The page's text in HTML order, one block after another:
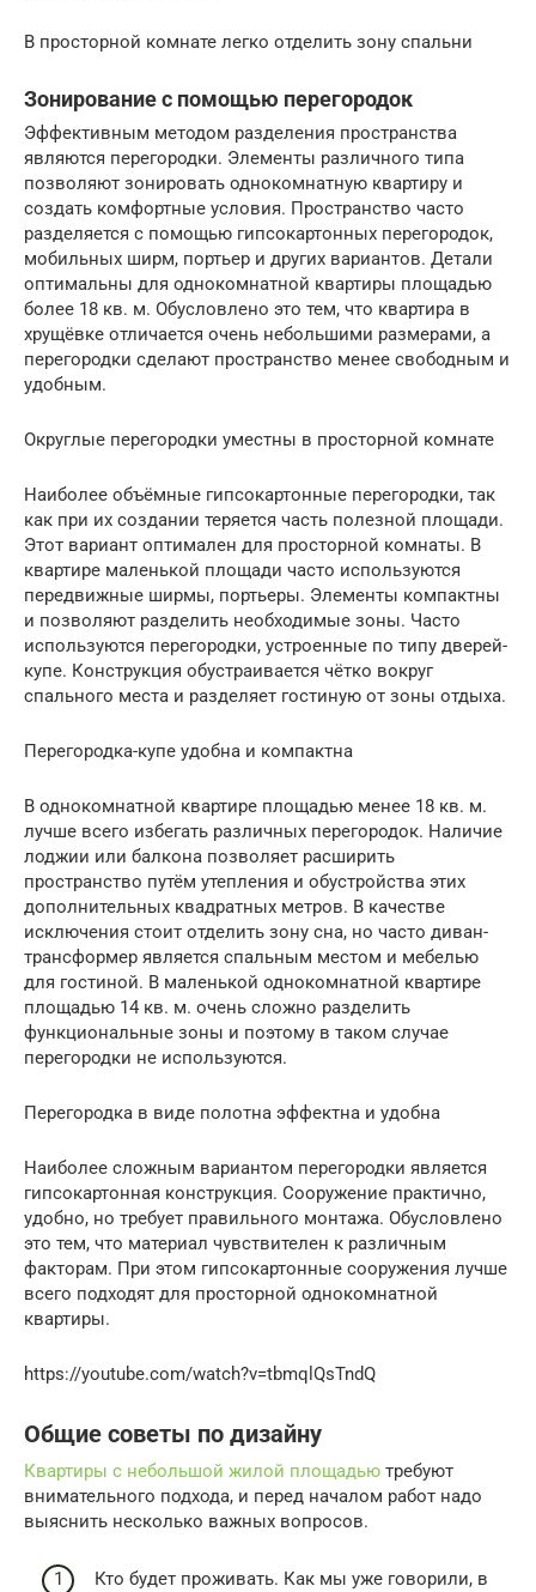
В просторной комнате легко отделить зону спальни
Зонирование с помощью перегородок
Эффективным методом разделения пространства
являются перегородки. Элементы различного типа
позволяют зонировать однокомнатную квартиру и
создать комфортные условия. Пространство часто
разделяется с помощью гипсокартонных перегородок,
мобильных ширм, портьер и других вариантов. Детали
оптимальны для однокомнатной квартиры площадью
более 18 кв. м. Обусловлено это тем, что квартира в
хрущёвке отличается очень небольшими размерами, а
перегородки сделают пространство менее свободным и
удобным.
Округлые перегородки уместны в просторной комнате
Наиболее объёмные гипсокартонные перегородки, так
как при их создании теряется часть полезной площади.
Этот вариант оптимален для просторной комнаты. В
квартире маленькой площади часто используются
передвижные ширмы, портьеры. Элементы компактны
и позволяют разделить необходимые зоны. Часто
используются перегородки, устроенные по типу дверей-
купе. Конструкция обустраивается чётко вокруг
спального места и разделяет гостиную от зоны отдыха.
Перегородка-купе удобна и компактна
В однокомнатной квартире площадью менее 18 кв. м.
лучше всего избегать различных перегородок. Наличие
лоджии или балкона позволяет расширить
пространство путём утепления и обустройства этих
дополнительных квадратных метров. В качестве
исключения стоит отделить зону сна, но часто диван-
трансформер является спальным местом и мебелью
для гостиной. В маленькой однокомнатной квартире
площадью 14 кв. м. очень сложно разделить
функциональные зоны и поэтому в таком случае
перегородки не используются.
Перегородка в виде полотна эффектна и удобна
Наиболее сложным вариантом перегородки является
гипсокартонная конструкция. Сооружение практично,
удобно, но требует правильного монтажа. Обусловлено
это тем, что материал чувствителен к различным
факторам. При этом гипсокартонные сооружения лучше
всего подходят для просторной однокомнатной
квартиры.
https://youtube.com/watch?v=tbmqlQsTndQ
Общие советы по дизайну
Квартиры с небольшой жилой площадью требуют
внимательного подхода, и перед началом работ надо
выяснить несколько важных вопросов.
Кто будет проживать. Как мы уже говорили, в